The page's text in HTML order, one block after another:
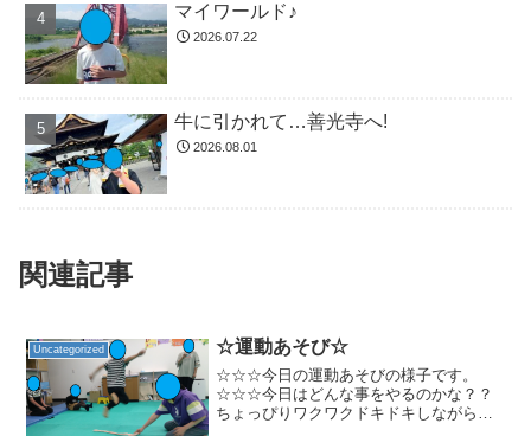
マイワールド♪
2026.07.22
牛に引かれて…善光寺へ!
2026.08.01
関連記事
Uncategorized ☆運動あそび☆
☆☆☆今日の運動あそびの様子です。
☆☆☆今日はどんな事をやるのかな？？
ちょっぴりワクワクドキドキしながら待